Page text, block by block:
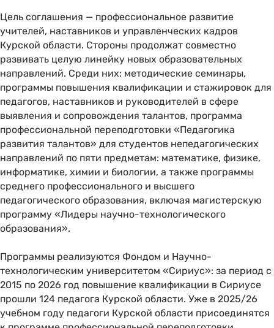
Цель соглашения — профессиональное развитие
учителей, наставников и управленческих кадров
Курской области. Стороны продолжат совместно
развивать целую линейку новых образовательных
направлений. Среди них: методические семинары,
программы повышения квалификации и стажировок для
педагогов, наставников и руководителей в сфере
выявления и сопровождения талантов, программа
профессиональной переподготовки «Педагогика
развития талантов» для студентов непедагогических
направлений по пяти предметам: математике, физике,
информатике, химии и биологии, а также программы
среднего профессионального и высшего
педагогического образования, включая магистерскую
программу «Лидеры научно-технологического
образования».
Программы реализуются Фондом и Научно-
технологическим университетом «Сириус»: за период с
2015 по 2026 год повышение квалификации в Сириусе
прошли 124 педагога Курской области. Уже в 2025/26
учебном году педагоги Курской области присоединятся